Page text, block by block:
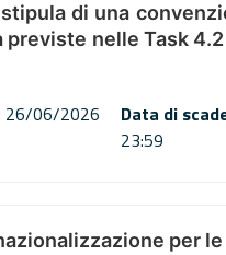
di una
nelle Task 4.2
26/06/2026
Data di
23:59
per